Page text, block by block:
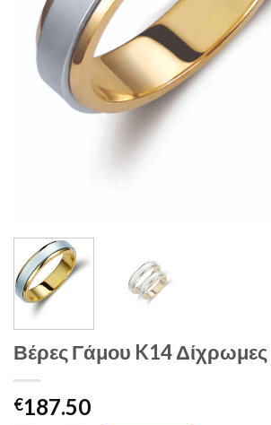
Βέρες Γάμου K14
€187.50